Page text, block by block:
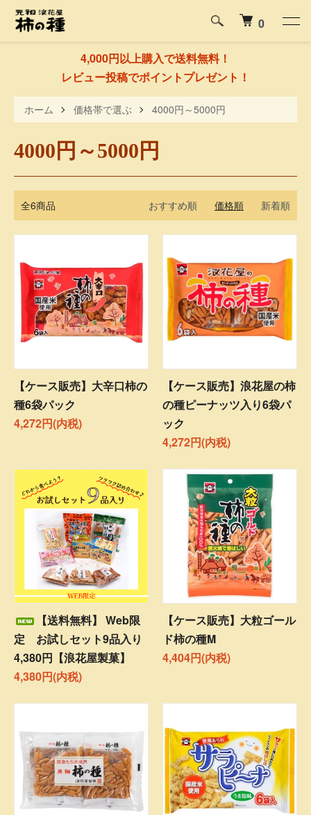
4,000円以上購入で送料無料！
レビュー投稿でポイントプレゼント！
0
ホーム 価格帯で選ぶ 4000円～5000円
4000円～5000円
全6商品 おすすめ順 価格順 新着順
【ケース販売】大辛口柿の
種6袋パック
4,272円(内税)
【ケース販売】浪花屋の柿
の種ピーナッツ入り6袋パ
ック
4,272円(内税)
【送料無料】 Web限
定 お試しセット9品入り
4,380円【浪花屋製菓】
4,380円(内税)
【ケース販売】大粒ゴール
ド柿の種M
4,404円(内税)